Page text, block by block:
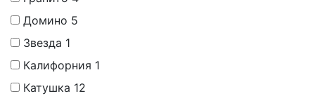
Домино 5
Звезда 1
Калифорния 1
Катушка 12